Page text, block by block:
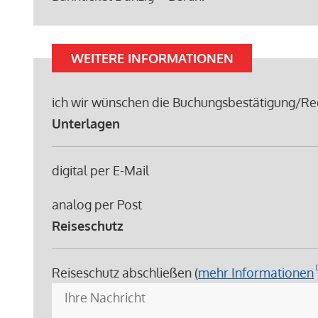
WEITERE INFORMATIONEN
ich wir wünschen die Buchungsbestätigung/
Unterlagen
digital per E-Mail
analog per Post
Reiseschutz
Reiseschutz abschließen (mehr Informationen